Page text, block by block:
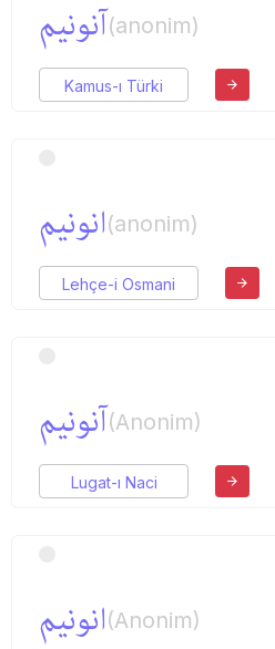
آنونیم(anonim)
Kamus-ı Türki
انونیم(anonim)
Lehçe-i Osmani
آنونیم(Anonim)
Lugat-ı Naci
انونیم(Anonim)